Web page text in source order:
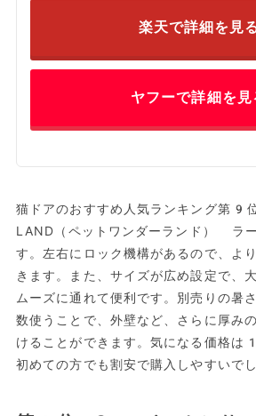
楽天で詳細を見
ヤフーで詳細を見
猫ドアのおすすめ人気ランキング第9
LAND（ペットワンダーランド） ラ
す。左右にロック機構があるので、よ
きます。また、サイズが広め設定で、
ムーズに通れて便利です。別売りの暑
数使うことで、外壁など、さらに厚み
けることができます。気になる価
初めての方でも割安で購入しやすいでし